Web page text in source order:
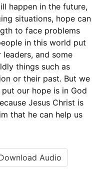
happen in the future,
situations, hope can
to face problems
in this world put
and some
things such as
or their past. But we
our hope is in God
Jesus Christ is
that he can help us
Audio